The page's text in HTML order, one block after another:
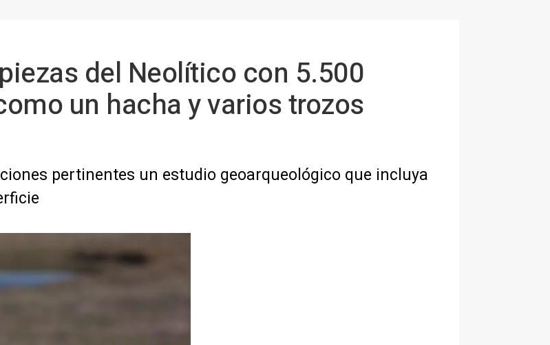
del Neolítico con 5.500
un hacha y varios trozos
pertinentes un estudio geoarqueológico que incluya